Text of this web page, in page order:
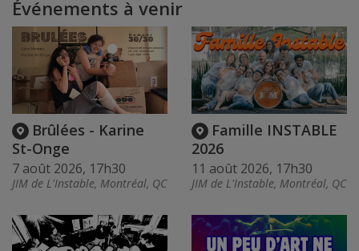
Événements à venir
Brûlées - Karine
St-Onge
7 août 2026, 17h30
JIM de L'Instable, Montréal, QC
Famille INSTABLE
2026
11 août 2026, 17h30
JIM de L'Instable, Montréal, QC